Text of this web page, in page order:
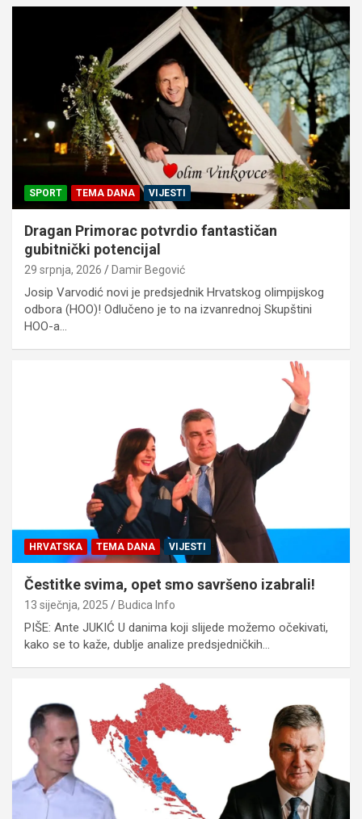
SPORT TEMA DANA VIJESTI
Dragan Primorac potvrdio fantastičan
gubitnički potencijal
29 srpnja, 2026 Damir Begović
Josip Varvodić novi je predsjednik Hrvatskog olimpijskog
odbora (HOO)! Odlučeno je to na izvanrednoj Skupštini
HOO-a…
HRVATSKA TEMA DANA VIJESTI
Čestitke svima, opet smo savršeno izabrali!
13 siječnja, 2025 Budica Info
PIŠE: Ante JUKIĆ U danima koji slijede možemo očekivati,
kako se to kaže, dublje analize predsjedničkih…